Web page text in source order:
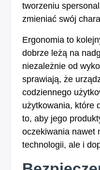
tworzeniu
zmieniać swój
Ergonomia to
dobrze leżą na
niezależnie od
sprawiają, że
codziennego
użytkowania, które
to, aby jego
oczekiwania nawet
technologii, ale i